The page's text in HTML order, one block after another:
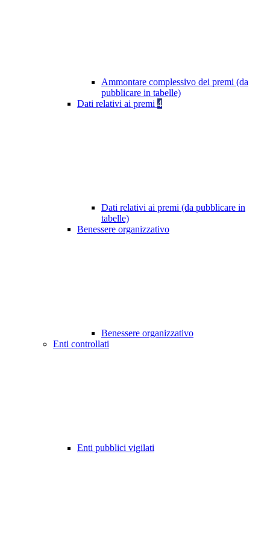
Ammontare complessivo dei premi (da
pubblicare in tabelle)
Dati relativi ai premi 4
Dati relativi ai premi (da pubblicare in
tabelle)
Benessere organizzativo
Benessere organizzativo
Enti controllati
Enti pubblici vigilati